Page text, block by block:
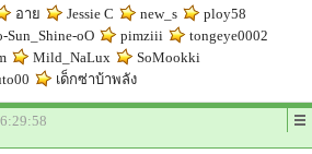
อาย Jessie C new_s
ploy58
Sun_Shine-oO pimziii
tongeye0002
Mild_NaLux
SoMookki
เด็กซ่าบ้าพลัง